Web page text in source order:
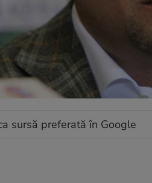
sursă preferată în Google